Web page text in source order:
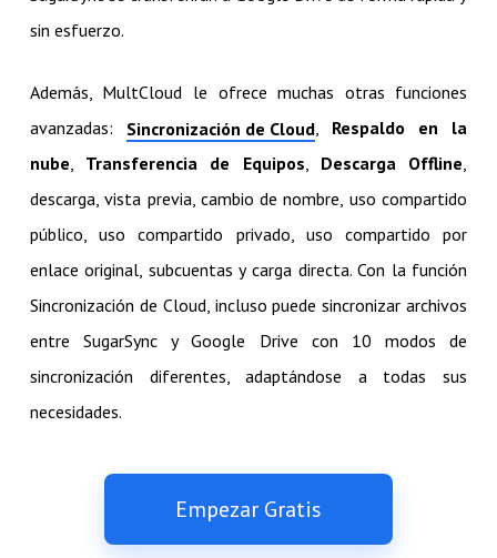
sin esfuerzo.
Además, MultCloud le ofrece muchas otras funciones
avanzadas: Sincronización de Cloud, Respaldo en la
nube, Transferencia de Equipos, Descarga Offline,
descarga, vista previa, cambio de nombre, uso compartido
público, uso compartido privado, uso compartido por
enlace original, subcuentas y carga directa. Con la función
Sincronización de Cloud, incluso puede sincronizar archivos
entre SugarSync y Google Drive con 10 modos de
sincronización diferentes, adaptándose a todas sus
necesidades.
Empezar Gratis